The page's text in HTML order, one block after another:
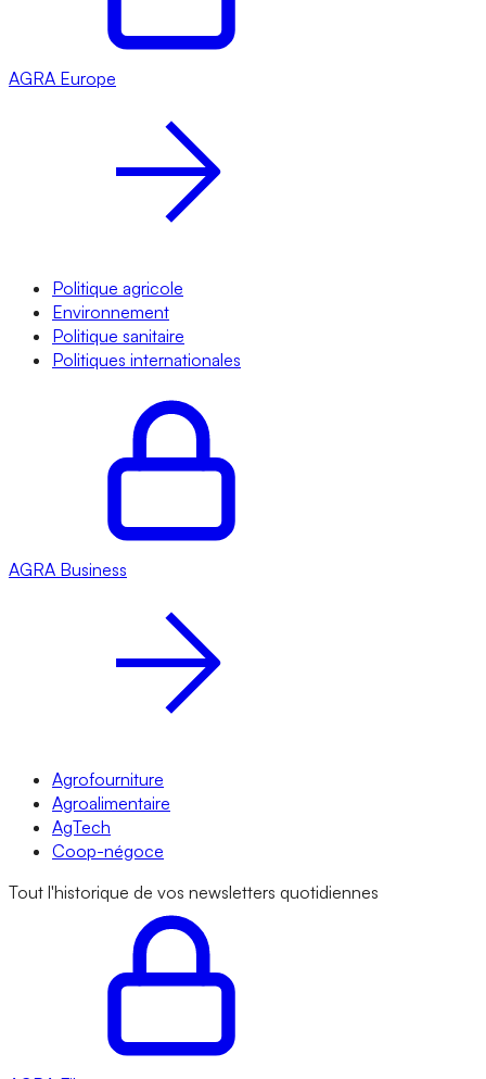
AGRA Europe
Politique agricole
Environnement
Politique sanitaire
Politiques internationales
AGRA Business
Agrofourniture
Agroalimentaire
AgTech
Coop-négoce
Tout l'historique de vos newsletters quotidiennes